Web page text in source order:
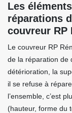
Les
réparations
couvreur RP
Le couvreur RP
de la réparation de
détérioration, la
il se refuse à
l’ensemble, c’est
(hauteur, forme du